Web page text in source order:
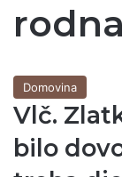
Domovina
Vlč.
bilo